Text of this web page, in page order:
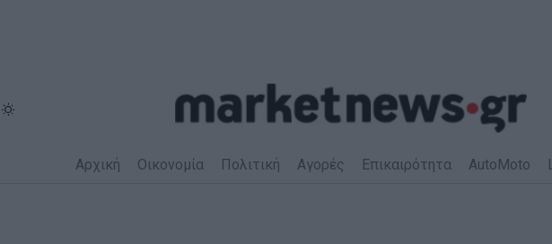
Αρχική Οικονομία Πολιτική Αγορές Επικαιρότητα AutoMoto